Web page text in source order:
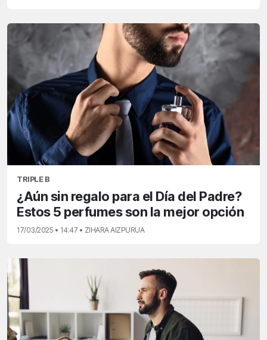
TRIPLE B
¿Aún sin regalo para el Día del Padre?
Estos 5 perfumes son la mejor opción
17/03/2025 • 14:47 • ZIHARA AIZPURUA